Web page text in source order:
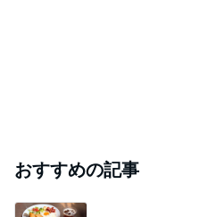
おすすめの記事